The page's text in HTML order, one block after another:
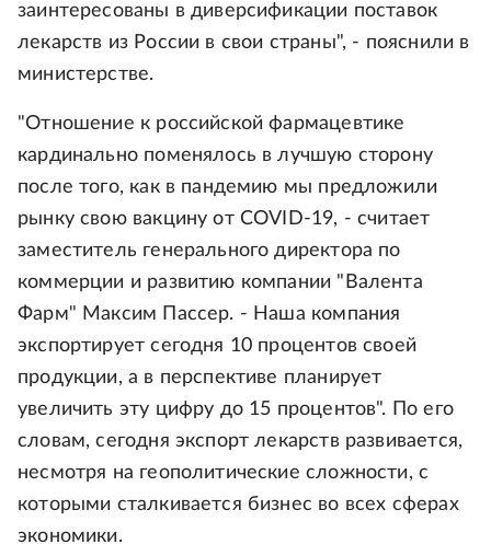
заинтересованы в диверсификации поставок
лекарств из России в свои страны", - пояснили в
министерстве.
"Отношение к российской фармацевтике
кардинально поменялось в лучшую сторону
после того, как в пандемию мы предложили
рынку свою вакцину от COVID-19, - считает
заместитель генерального директора по
коммерции и развитию компании "Валента
Фарм" Максим Пассер. - Наша компания
экспортирует сегодня 10 процентов своей
продукции, а в перспективе планирует
увеличить эту цифру до 15 процентов". По его
словам, сегодня экспорт лекарств развивается,
несмотря на геополитические сложности, с
которыми сталкивается бизнес во всех сферах
экономики.